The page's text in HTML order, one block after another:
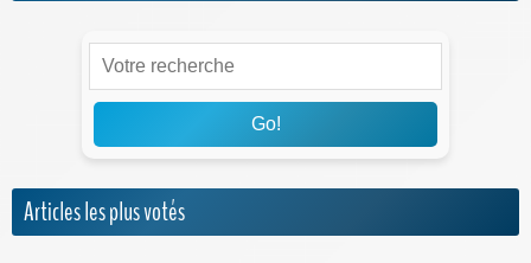
Go!
Articles les plus votés